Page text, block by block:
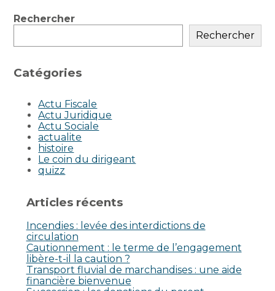
Blog
Rechercher
Rechercher
Catégories
Actu Fiscale
Actu Juridique
Actu Sociale
actualite
histoire
Le coin du dirigeant
quizz
Articles récents
Incendies : levée des interdictions de
circulation
Cautionnement : le terme de l’engagement
libère-t-il la caution ?
Transport fluvial de marchandises : une aide
financière bienvenue